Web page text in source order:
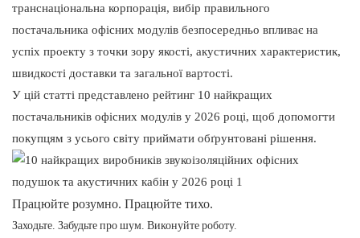
транснаціональна корпорація, вибір правильного
постачальника офісних модулів безпосередньо впливає на
успіх проекту з точки зору якості, акустичних характеристик,
швидкості доставки та загальної вартості.
У цій статті представлено рейтинг 10 найкращих
постачальників офісних модулів у 2026 році, щоб допомогти
покупцям з усього світу приймати обґрунтовані рішення.
Працюйте розумно. Працюйте тихо.
Заходьте. Забудьте про шум. Виконуйте роботу.